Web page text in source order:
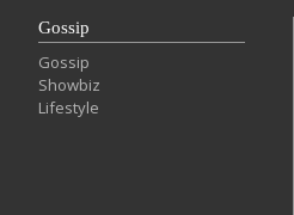
Gossip
Gossip
Showbiz
Lifestyle